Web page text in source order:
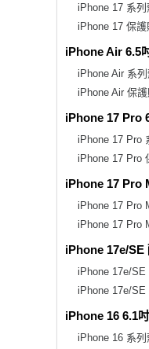
iPhone 17 系列
iPhone 17 保護
iPhone Air 6.5
iPhone Air 系
iPhone Air 保
iPhone 17 Pro
iPhone 17 Pro
iPhone 17 Pro
iPhone 17 Pro
iPhone 17 Pro
iPhone 17 Pro
iPhone 17e/SE
iPhone 17e/SE
iPhone 17e/SE
iPhone 16 6.1吋
iPhone 16 系列